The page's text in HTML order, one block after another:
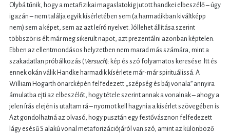
Olybá tűnik, hogy a metafizikai magaslatokig jutott handkei elbeszélő – úgy
igazán – nem találja egyik kísérletében sem (a harmadikban kiváltképp
nem) sem a képet, sem az azt leíró nyelvet. Jóllehet állítása szerint
többször is élt már meg sikerült napot, azt prezentálni azonban képtelen.
Ebben az ellentmondásos helyzetben nem marad más számára, mint a
szakadatlan próbálkozás (Versuch): kép és szó folyamatos keresése. Itt és
ennek okán válik Handke harmadik kísérlete már-már spirituálissá. A
William Hogarth önarcképén felfedezett „szépség és báj vonala” annyira
ámulatba ejti az elbeszélőt, hogy tétele szerint annak a vonalnak – ahogy a
jelen írás elején is utaltam rá – nyomot kell hagynia a kísérlet szövegében is.
Azt gondolhatná az olvasó, hogy pusztán egy festővásznon felfedezett
lágy esésű S alakú vonal metaforizációjáról van szó, amint az különböző